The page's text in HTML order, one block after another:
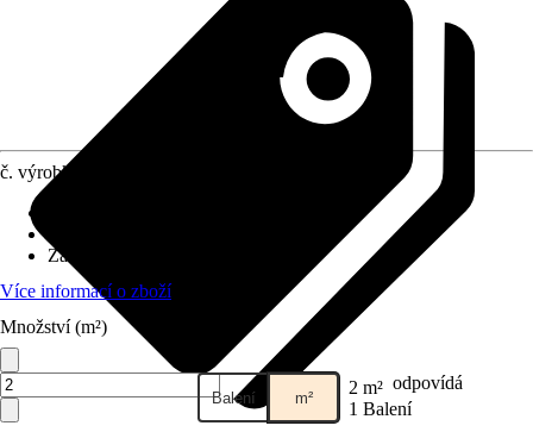
č. výrobku
Základní barva
Více informací o zboží
Množství (m²)
Balení m² 2 m² odpovídá
1 Balení